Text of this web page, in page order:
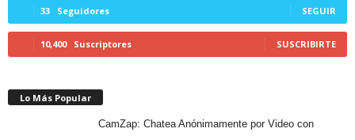
33 Seguidores SEGUIR
10,400 Suscriptores SUSCRIBIRTE
Lo Más Popular
CamZap: Chatea Anónimamente por Video con